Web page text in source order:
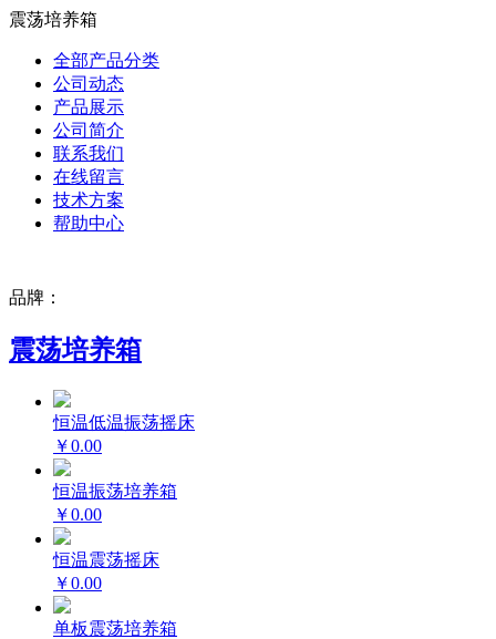
震荡培养箱
全部产品分类
公司动态
产品展示
公司简介
联系我们
在线留言
技术方案
帮助中心
品牌：
震荡培养箱
恒温低温振荡摇床
￥0.00
恒温振荡培养箱
￥0.00
恒温震荡摇床
￥0.00
单板震荡培养箱